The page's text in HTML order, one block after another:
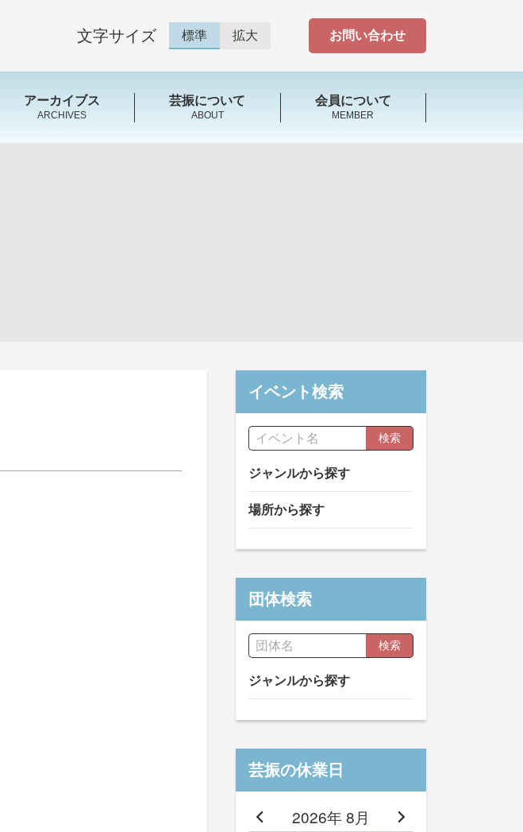
文字サイズ 標準 拡大 お問い合わせ
アーカイブス
ARCHIVES
芸振について
ABOUT
会員について
MEMBER
イベント検索
検索
ジャンルから探す
場所から探す
団体検索
検索
ジャンルから探す
芸振の休業日
2026年 8月